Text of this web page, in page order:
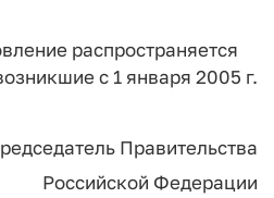
распространяется
с 1 января 2005 г.
Правительства
Российской Федерации